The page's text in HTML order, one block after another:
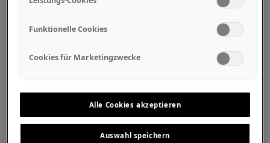
Funktionelle Cookies
Cookies für Marketingzwecke
Alle Cookies akzeptieren
Auswahl speichern